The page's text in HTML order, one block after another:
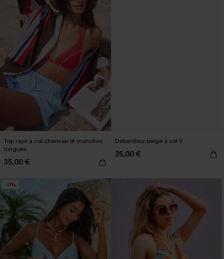
Top rayé à col chemise et manches
longues
35,00 €
Débardeur beige à col V
25,00 €
-17%